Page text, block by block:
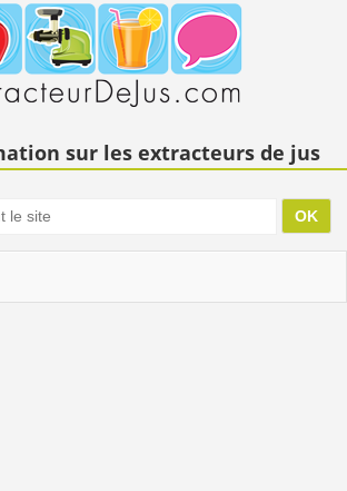
sur les extracteurs de jus